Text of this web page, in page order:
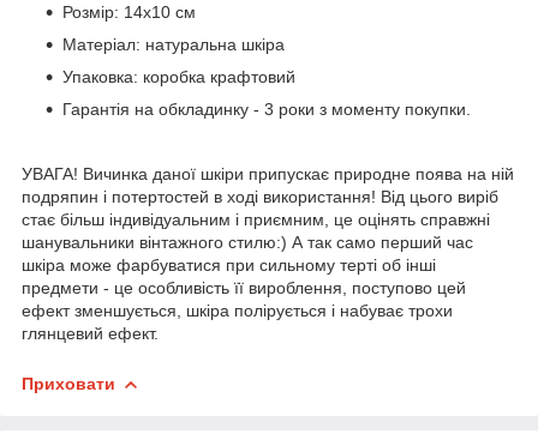
Розмір: 14x10 см
Матеріал: натуральна шкіра
Упаковка: коробка крафтовий
Гарантія на обкладинку - 3 роки з моменту покупки.
УВАГА! Вичинка даної шкіри припускає природне поява на ній
подряпин і потертостей в ході використання! Від цього виріб
стає більш індивідуальним і приємним, це оцінять справжні
шанувальники вінтажного стилю:) А так само перший час
шкіра може фарбуватися при сильному терті об інші
предмети - це особливість її вироблення, поступово цей
ефект зменшується, шкіра полірується і набуває трохи
глянцевий ефект.
Приховати